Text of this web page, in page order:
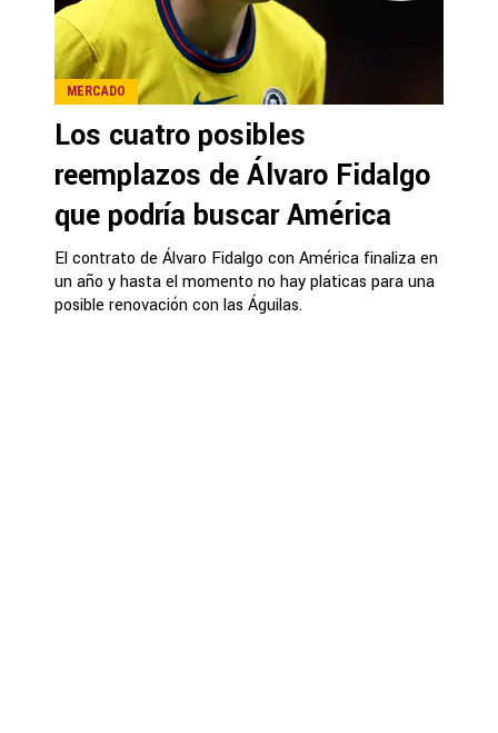
MERCADO
Los cuatro posibles
reemplazos de Álvaro Fidalgo
que podría buscar América
El contrato de Álvaro Fidalgo con América finaliza en
un año y hasta el momento no hay platicas para una
posible renovación con las Águilas.